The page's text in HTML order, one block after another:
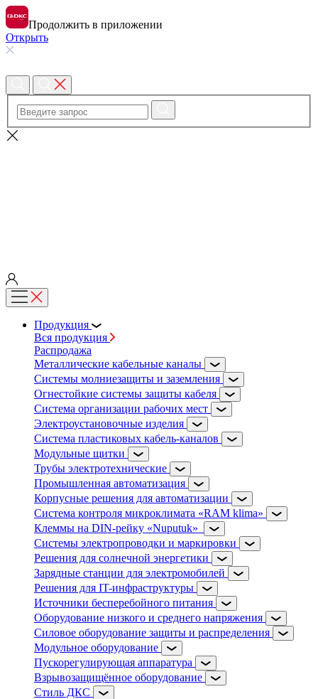
Продолжить в приложении
Открыть
Продукция
Вся продукция
Распродажа
Металлические кабельные каналы
Системы молниезащиты и заземления
Огнестойкие системы защиты кабеля
Система организации рабочих мест
Электроустановочные изделия
Система пластиковых кабель-каналов
Модульные щитки
Трубы электротехнические
Промышленная автоматизация
Корпусные решения для автоматизации
Система контроля микроклимата «RAM klima»
Клеммы на DIN-рейку «Nuputuk»
Системы электропроводки и маркировки
Решения для солнечной энергетики
Зарядные станции для электромобилей
Решения для IT-инфраструктуры
Источники бесперебойного питания
Оборудование низкого и среднего напряжения
Силовое оборудование защиты и распределения
Модульное оборудование
Пускорегулирующая аппаратура
Взрывозащищённое оборудование
Стиль ДКС